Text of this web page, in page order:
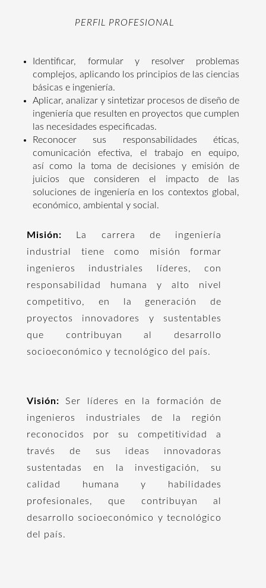
PERFIL PROFESIONAL
Identificar, formular y resolver problemas
complejos, aplicando los principios de las ciencias
básicas e ingeniería.
Aplicar, analizar y sintetizar procesos de diseño de
ingeniería que resulten en proyectos que cumplen
las necesidades especificadas.
Reconocer sus responsabilidades éticas,
comunicación efectiva, el trabajo en equipo,
así como la toma de decisiones y emisión de
juicios que consideren el impacto de las
soluciones de ingeniería en los contextos global,
económico, ambiental y social.
Misión: La carrera de ingeniería
industrial tiene como misión formar
ingenieros industriales líderes, con
responsabilidad humana y alto nivel
competitivo, en la generación de
proyectos innovadores y sustentables
que contribuyan al desarrollo
socioeconómico y tecnológico del país.
Visión: Ser líderes en la formación de
ingenieros industriales de la región
reconocidos por su competitividad a
través de sus ideas innovadoras
sustentadas en la investigación, su
calidad humana y habilidades
profesionales, que contribuyan al
desarrollo socioeconómico y tecnológico
del país.